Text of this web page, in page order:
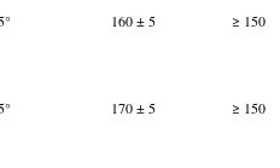
160 ± 5 ≥ 150
170 ± 5 ≥ 150